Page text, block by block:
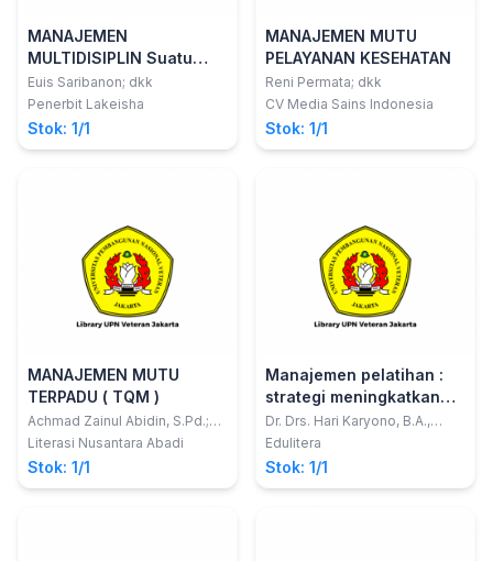
MANAJEMEN
MULTIDISIPLIN Suatu
Pengantar Komprehensif
Euis Saribanon; dkk
Penerbit Lakeisha
Stok: 1/1
MANAJEMEN MUTU
PELAYANAN KESEHATAN
Reni Permata; dkk
CV Media Sains Indonesia
Stok: 1/1
MANAJEMEN MUTU
TERPADU ( TQM )
Achmad Zainul Abidin, S.Pd.;
dkk
Literasi Nusantara Abadi
Stok: 1/1
Manajemen pelatihan :
strategi meningkatkan
produktivitas karyawan
berbasis andragogi
Dr. Drs. Hari Karyono, B.A.,
S.Pd., M.Pd.
Edulitera
Stok: 1/1